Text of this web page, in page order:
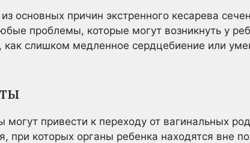
основных причин экстренного кесарева
проблемы, которые могут возникнуть у
слишком медленное сердцебиение или
привести к переходу от вагинальных
при которых органы ребенка находятся вне